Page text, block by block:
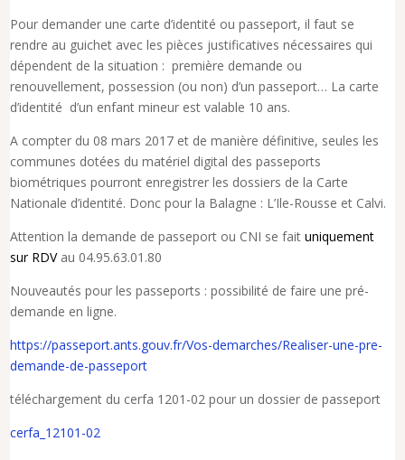
Pour demander une carte d’identité ou passeport, il faut se
rendre au guichet avec les pièces justificatives nécessaires qui
dépendent de la situation : première demande ou
renouvellement, possession (ou non) d’un passeport… La carte
d’identité d’un enfant mineur est valable 10 ans.
A compter du 08 mars 2017 et de manière définitive, seules les
communes dotées du matériel digital des passeports
biométriques pourront enregistrer les dossiers de la Carte
Nationale d’identité. Donc pour la Balagne : L’Ile-Rousse et Calvi.
Attention la demande de passeport ou CNI se faituniquement
sur RDVau 04.95.63.01.80
Nouveautés pour les passeports : possibilité de faire une pré-
demande en ligne.
https://passeport.ants.gouv.fr/Vos-demarches/Realiser-une-pre-
demande-de-passeport
téléchargement du cerfa 1201-02 pour un dossier de passeport
cerfa_12101-02